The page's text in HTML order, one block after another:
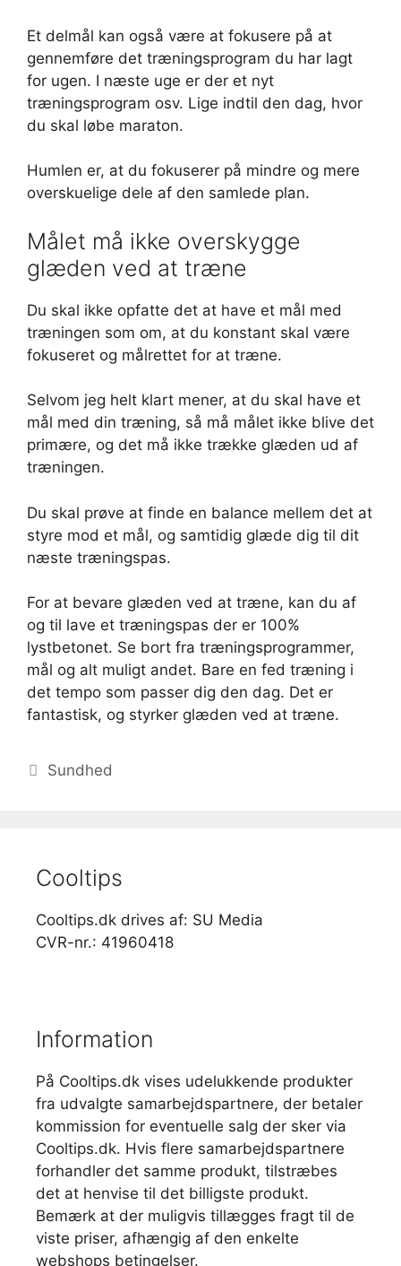
Et delmål kan også være at fokusere på at
gennemføre det træningsprogram du har lagt
for ugen. I næste uge er der et nyt
træningsprogram osv. Lige indtil den dag, hvor
du skal løbe maraton.
Humlen er, at du fokuserer på mindre og mere
overskuelige dele af den samlede plan.
Målet må ikke overskygge
glæden ved at træne
Du skal ikke opfatte det at have et mål med
træningen som om, at du konstant skal være
fokuseret og målrettet for at træne.
Selvom jeg helt klart mener, at du skal have et
mål med din træning, så må målet ikke blive det
primære, og det må ikke trække glæden ud af
træningen.
Du skal prøve at finde en balance mellem det at
styre mod et mål, og samtidig glæde dig til dit
næste træningspas.
For at bevare glæden ved at træne, kan du af
og til lave et træningspas der er 100%
lystbetonet. Se bort fra træningsprogrammer,
mål og alt muligt andet. Bare en fed træning i
det tempo som passer dig den dag. Det er
fantastisk, og styrker glæden ved at træne.
Kategorier
Sundhed
Cooltips
Cooltips.dk drives af: SU Media
CVR-nr.: 41960418
Information
På Cooltips.dk vises udelukkende produkter
fra udvalgte samarbejdspartnere, der betaler
kommission for eventuelle salg der sker via
Cooltips.dk. Hvis flere samarbejdspartnere
forhandler det samme produkt, tilstræbes
det at henvise til det billigste produkt.
Bemærk at der muligvis tillægges fragt til de
viste priser, afhængig af den enkelte
webshops betingelser.